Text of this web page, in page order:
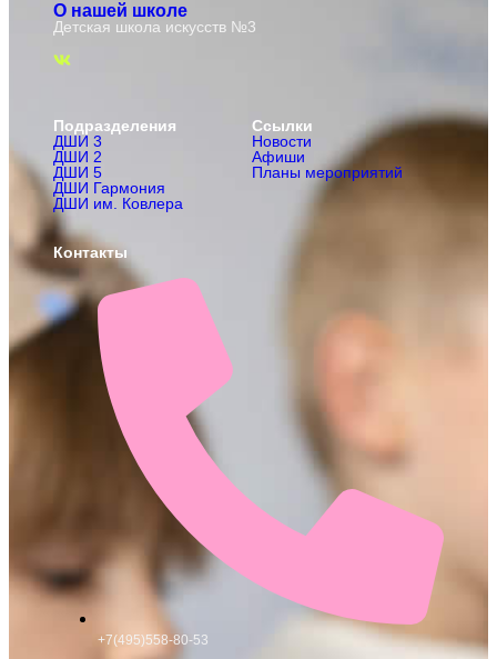
О нашей школе
Детская школа искусств №3
Подразделения
ДШИ 3
ДШИ 2
ДШИ 5
ДШИ Гармония
ДШИ им. Ковлера
Ссылки
Новости
Афиши
Планы мероприятий
Контакты
+7(495)558-80-53